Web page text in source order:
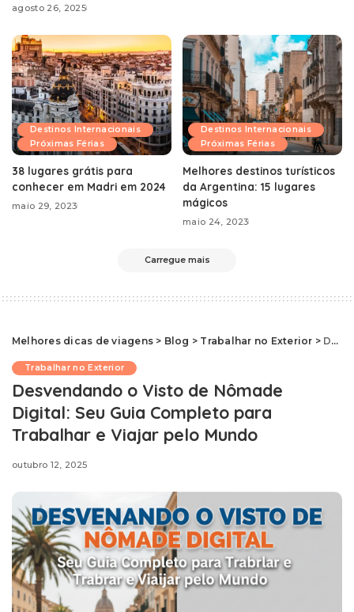
agosto 26, 2025
Destinos Internacionais
Próximas Férias
38 lugares grátis para
conhecer em Madri em 2024
maio 29, 2023
Destinos Internacionais
Próximas Férias
Melhores destinos turísticos
da Argentina: 15 lugares
mágicos
maio 24, 2023
Carregue mais
Melhores dicas de viagens > Blog > Trabalhar no Exterior > Desvendando o Visto de Nômade Digital: Seu Guia Completo para Trabalhar e Viajar pelo Mundo
Trabalhar no Exterior
Desvendando o Visto de Nômade
Digital: Seu Guia Completo para
Trabalhar e Viajar pelo Mundo
outubro 12, 2025